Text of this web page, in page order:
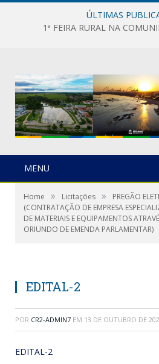
ÚLTIMAS
1ª FEIRA RURAL NA
MENU
Home » Licitações »
PREGÃO
(CONTRATAÇÃO DE EMPRESA
DE MATERIAIS E EQUIPAMENTOS
ORIUNDO DE EMENDA PARLAMENTAR)
EDITAL-2
POR CR2-ADMIN7 EM 13 DE OUTUBRO DE
EDITAL-2